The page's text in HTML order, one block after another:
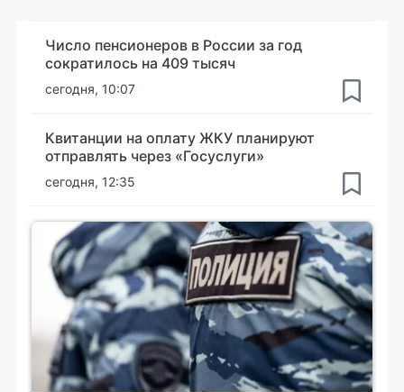
Число пенсионеров в России за год
сократилось на 409 тысяч
сегодня, 10:07
Квитанции на оплату ЖКУ планируют
отправлять через «Госуслуги»
сегодня, 12:35